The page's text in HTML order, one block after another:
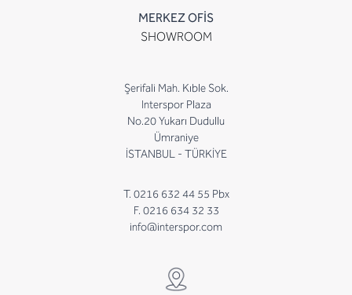
MERKEZ OFİS
SHOWROOM
Şerifali Mah. Kıble Sok.
Interspor Plaza
No.20 Yukarı Dudullu
Ümraniye
İSTANBUL - TÜRKİYE
T. 0216 632 44 55 Pbx
F. 0216 634 32 33
info@interspor.com